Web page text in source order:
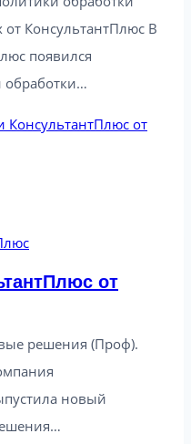
КонсультантПлюс В
появился
обработки…
КонсультантПлюс от
от
решения (Проф).
новый